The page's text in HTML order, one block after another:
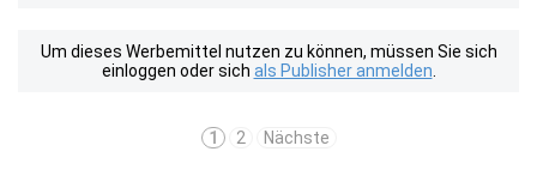
Um dieses Werbemittel nutzen zu können, müssen Sie sich
einloggen oder sich als Publisher anmelden
1 2 Nächste